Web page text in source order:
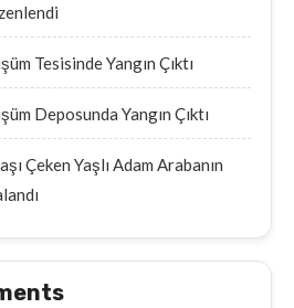
Tesisinde Yangın Çıktı
Deposunda Yangın Çıktı
Çeken Yaşlı Adam Arabanın